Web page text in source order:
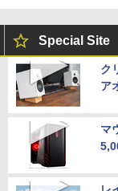
Special Site
ク
ア
マ